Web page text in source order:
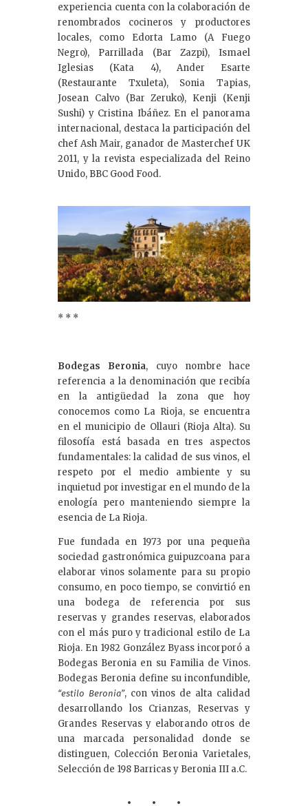
experiencia cuenta con la colaboración de
renombrados cocineros y productores
locales, como Edorta Lamo (A Fuego
Negro), Parrillada (Bar Zazpi), Ismael
Iglesias (Kata 4), Ander Esarte
(Restaurante Txuleta), Sonia Tapias,
Josean Calvo (Bar Zeruko), Kenji (Kenji
Sushi) y Cristina Ibáñez. En el panorama
internacional, destaca la participación del
chef Ash Mair, ganador de Masterchef UK
2011, y la revista especializada del Reino
Unido, BBC Good Food.
* * *
Bodegas Beronia, cuyo nombre hace
referencia a la denominación que recibía
en la antigüedad la zona que hoy
conocemos como La Rioja, se encuentra
en el municipio de Ollauri (Rioja Alta). Su
filosofía está basada en tres aspectos
fundamentales: la calidad de sus vinos, el
respeto por el medio ambiente y su
inquietud por investigar en el mundo de la
enología pero manteniendo siempre la
esencia de La Rioja.
Fue fundada en 1973 por una pequeña
sociedad gastronómica guipuzcoana para
elaborar vinos solamente para su propio
consumo, en poco tiempo, se convirtió en
una bodega de referencia por sus
reservas y grandes reservas, elaborados
con el más puro y tradicional estilo de La
Rioja. En 1982 González Byass incorporó a
Bodegas Beronia en su Familia de Vinos.
Bodegas Beronia define su inconfundible,
“estilo Beronia”, con vinos de alta calidad
desarrollando los Crianzas, Reservas y
Grandes Reservas y elaborando otros de
una marcada personalidad donde se
distinguen, Colección Beronia Varietales,
Selección de 198 Barricas y Beronia III a.C.